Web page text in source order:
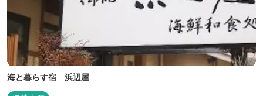
海と暮らす宿 浜辺屋